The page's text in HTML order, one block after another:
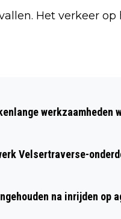
Het verkeer
VOOR 50-
werkzaamheden
Velsertraverse-
na inrijden op